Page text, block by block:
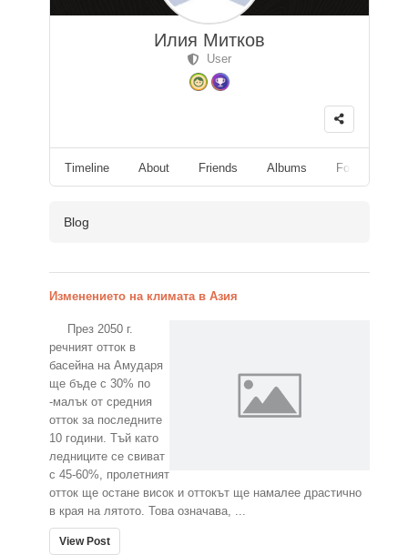
Илия Митков
User
Timeline About Friends Albums Followers
Blog
Изменението на климата в Азия
През 2050 г.
речният отток в
басейна на Амударя
ще бъде с 30% по
-малък от средния
отток за последните
10 години. Тъй като
ледниците се свиват
с 45-60%, пролетният
отток ще остане висок и оттокът ще намалее драстично
в края на лятото. Това означава, ...
View Post